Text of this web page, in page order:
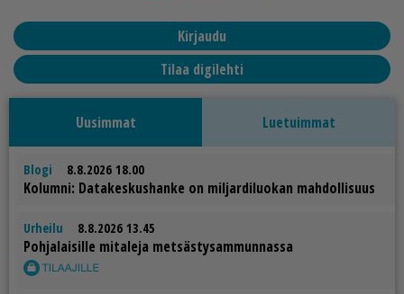
Kirjaudu
Tilaa digilehti
Uusimmat Luetuimmat
Blogi 8.8.2026 18.00
Ko­lum­ni: Da­ta­kes­kus­han­ke on mil­jar­di­luo­kan mah­dol­li­suus
Urheilu 8.8.2026 13.45
Poh­ja­lai­sil­le mi­ta­le­ja met­säs­ty­sam­mun­nas­sa